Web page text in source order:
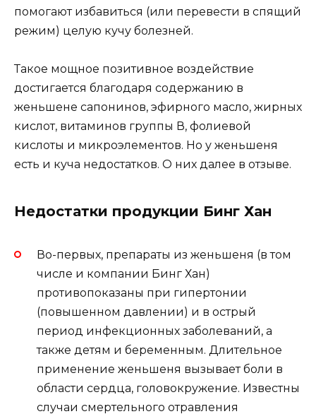
помогают избавиться (или перевести в спящий
режим) целую кучу болезней.
Такое мощное позитивное воздействие
достигается благодаря содержанию в
женьшене сапонинов, эфирного масло, жирных
кислот, витаминов группы В, фолиевой
кислоты и микроэлементов. Но у женьшеня
есть и куча недостатков. О них далее в отзыве.
Недостатки продукции Бинг Хан
Во-первых, препараты из женьшеня (в том
числе и компании Бинг Хан)
противопоказаны при гипертонии
(повышенном давлении) и в острый
период инфекционных заболеваний, а
также детям и беременным. Длительное
применение женьшеня вызывает боли в
области сердца, головокружение. Известны
случаи смертельного отравления